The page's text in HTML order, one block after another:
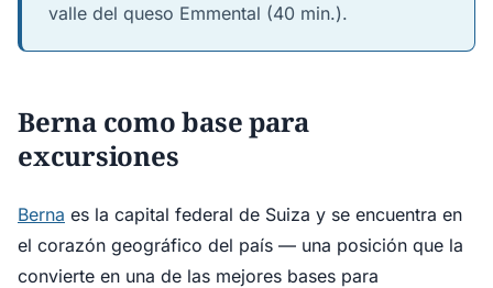
valle del queso Emmental (40 min.).
Berna como base para
excursiones
Berna es la capital federal de Suiza y se encuentra en
el corazón geográfico del país — una posición que la
convierte en una de las mejores bases para